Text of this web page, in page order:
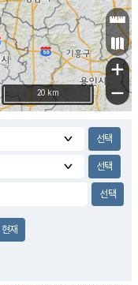
+
−
20 km
현재